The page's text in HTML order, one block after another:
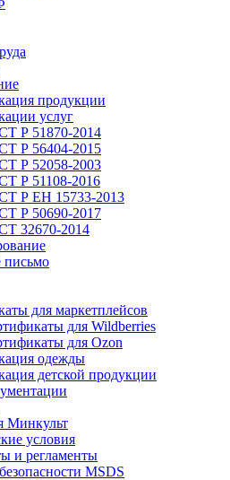
продукции
услуг
Р 51870-2014
Р 56404-2015
Р 52058-2003
Р 51108-2016
Р ЕН 15733-2013
Р 50690-2017
32670-2014
письмо
для маркетплейсов
для Wildberries
для Ozon
одежды
детской продукции
Минкульт
условия
и регламенты
MSDS